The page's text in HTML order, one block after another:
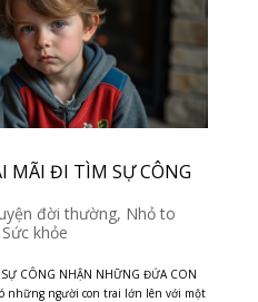
MÃI ĐI TÌM SỰ CÔNG
đời thường, Nhỏ to
Sức khỏe
CÔNG NHẬN NHỮNG ĐỨA CON
những người con trai lớn lên với một